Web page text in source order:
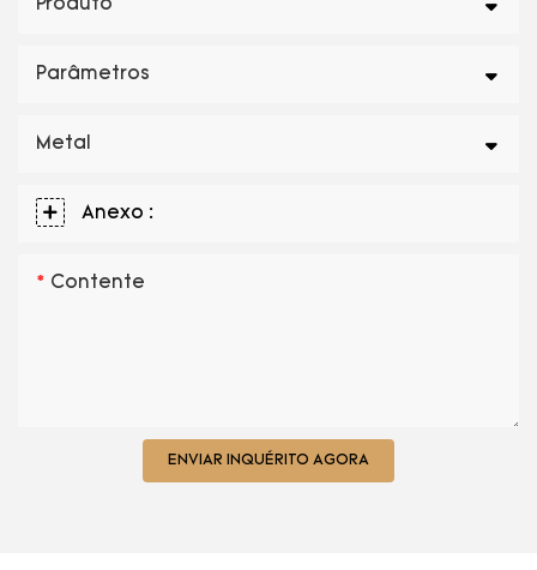
Produto
Parâmetros
Metal
Anexo :
Contente
ENVIAR INQUÉRITO AGORA